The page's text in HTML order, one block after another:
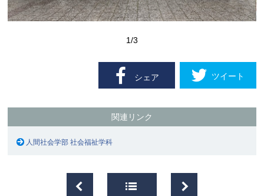
1/3
シェア ツイート
関連リンク
人間社会学部 社会福祉学科